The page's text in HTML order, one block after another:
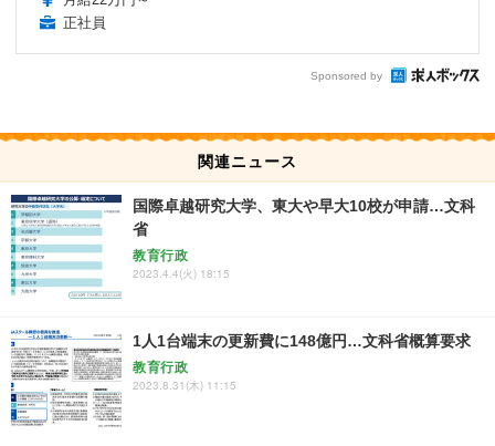
正社員
Sponsored by
関連ニュース
国際卓越研究大学、東大や早大10校が申請…文科
省
教育行政
2023.4.4(火) 18:15
1人1台端末の更新費に148億円…文科省概算要求
教育行政
2023.8.31(木) 11:15